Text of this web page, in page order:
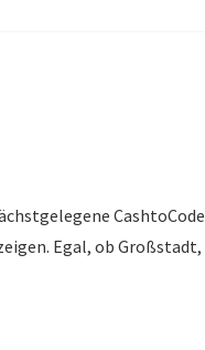
CashtoCode
Egal, ob Großstadt,